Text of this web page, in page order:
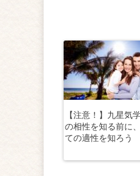
【注意！】九星気
の相性を知る前に
ての適性を知ろう